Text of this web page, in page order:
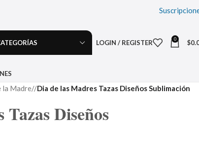
LOGIN / REGISTER 0 $
la Madre/ Dia de las Madres Tazas Diseños Sublimación
Diseños